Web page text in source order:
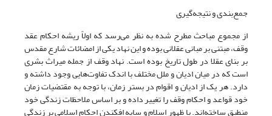
جمع‌بندی و نتیجه‌گیری
از مجموع مباحث مطرح شده به نظر می‌رسد که اولاً ریشه احکام عقد
وقف، مبتنی بر مبانی عقلانی بوده و این نهاد یکی از امضائات شارع مقدس
بر بنای عقلا در طول تاریخ بوده است. نهاد وقف از جمله میراث بشری
است که در میان ادیان و ملل مختلف با اندک تفاوت‌هایی وجود داشته و
دارد. هر یک از ادیان و اقوام در بستر زمان، با توجه به مقتضیات زمان
خود قواعد و احکام وقف را تغییر داده و بر اساس ملاحظات زندگی خود
منطبق ساخته‌اند. با ظهور اسلام و سایه افکندن احکام اسلامی بر زندگی